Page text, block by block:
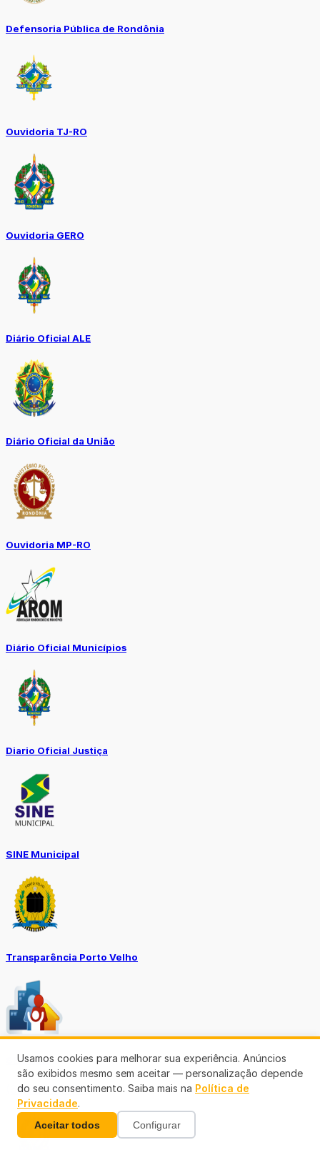
Defensoria Pública de Rondônia
Ouvidoria TJ-RO
Ouvidoria GERO
Diário Oficial ALE
Diário Oficial da União
Ouvidoria MP-RO
Diário Oficial Municípios
Diario Oficial Justiça
SINE Municipal
Transparência Porto Velho
SEMUSA
(69)3901-3176
Usamos cookies para melhorar sua experiência. Anúncios
são exibidos mesmo sem aceitar — personalização depende
do seu consentimento. Saiba mais na Política de
Privacidade.
Aceitar todos Configurar